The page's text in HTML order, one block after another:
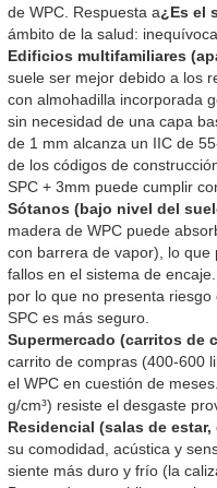
de WPC. Respuesta a¿Es el
ámbito de la salud:
Edificios multifamiliares
suele ser mejor debido a los
con almohadilla incorporada
sin necesidad de una capa
de 1 mm alcanza un IIC de
de los códigos de
SPC + 3mm puede cumplir
Sótanos (bajo nivel del
madera de WPC puede
con barrera de vapor), lo que
fallos en el sistema de
por lo que no presenta
SPC es más seguro.
Supermercado (carritos de
carrito de compras (400-600
el WPC en cuestión de
g/cm³) resiste el desgaste
Residencial (salas de
su comodidad, acústica y
siente más duro y frío (la